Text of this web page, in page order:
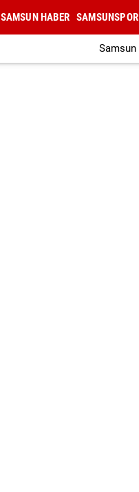
SAMSUN HABER SAMSUNSPOR
Samsun